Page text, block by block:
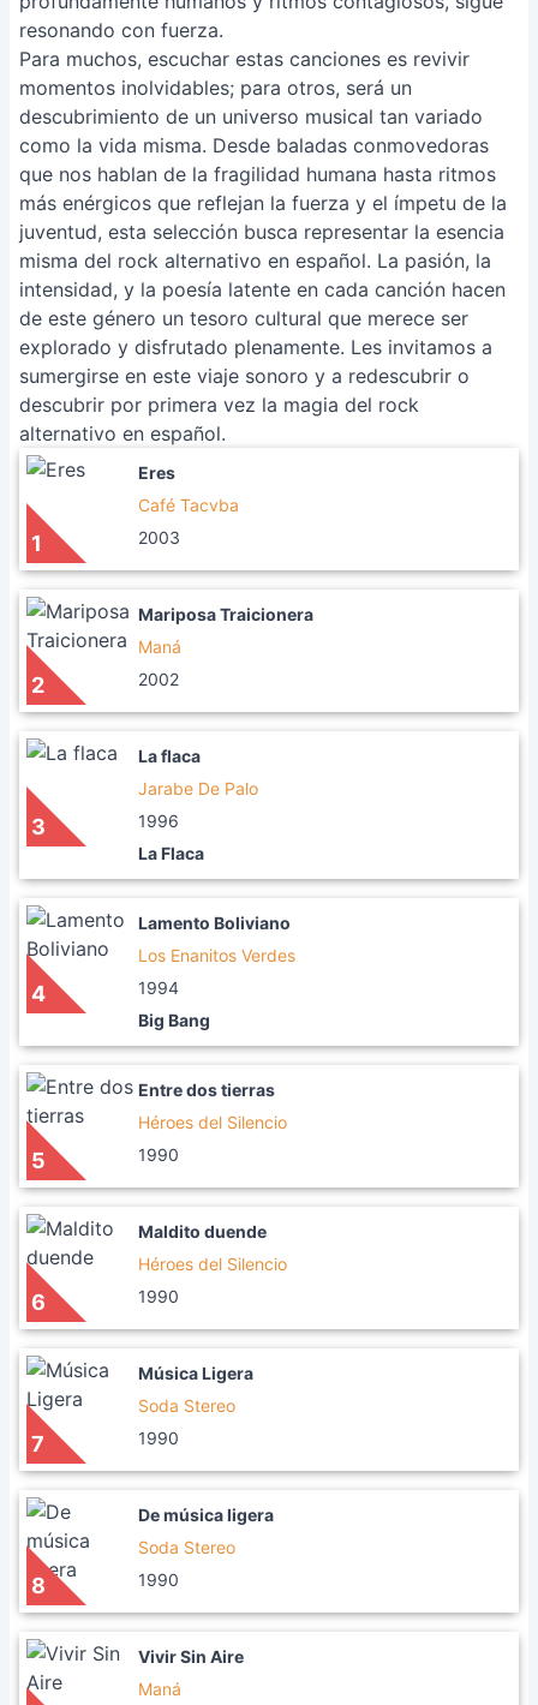
resonando con fuerza.
Para muchos, escuchar estas canciones es revivir
momentos inolvidables; para otros, será un
descubrimiento de un universo musical tan variado
como la vida misma. Desde baladas conmovedoras
que nos hablan de la fragilidad humana hasta ritmos
más enérgicos que reflejan la fuerza y el ímpetu de la
juventud, esta selección busca representar la esencia
misma del rock alternativo en español. La pasión, la
intensidad, y la poesía latente en cada canción hacen
de este género un tesoro cultural que merece ser
explorado y disfrutado plenamente. Les invitamos a
sumergirse en este viaje sonoro y a redescubrir o
descubrir por primera vez la magia del rock
alternativo en español.
1
Eres
Café Tacvba
2003
2
Mariposa Traicionera
Maná
2002
3
La flaca
Jarabe De Palo
1996
La Flaca
4
Lamento Boliviano
Los Enanitos Verdes
1994
Big Bang
5
Entre dos tierras
Héroes del Silencio
1990
6
Maldito duende
Héroes del Silencio
1990
7
Música Ligera
Soda Stereo
1990
8
De música ligera
Soda Stereo
1990
Vivir Sin Aire
Maná